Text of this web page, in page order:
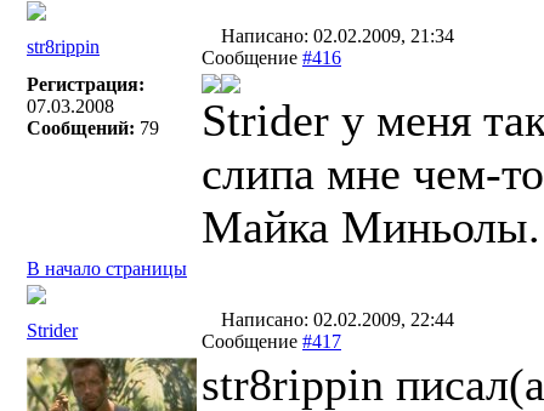
str8rippin
Написано: 02.02.2009, 21:34
Сообщение #416
Регистрация:
07.03.2008
Сообщений: 79
Strider у меня
слипа мне чем-
Майка Миньолы.
В начало страницы
Strider
Написано: 02.02.2009, 22:44
Сообщение #417
str8rippin